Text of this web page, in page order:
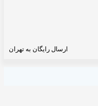
ارسال رایگان به تهران